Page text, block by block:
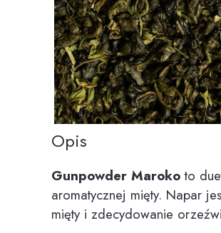
Opis
Gunpowder Marokoto
aromatycznej mięty. Napar
mięty i zdecydowanie